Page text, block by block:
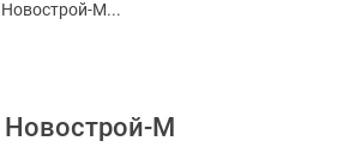
Новострой-М...
Новострой-М